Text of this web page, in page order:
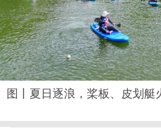
图丨夏日逐浪，桨板、皮划艇